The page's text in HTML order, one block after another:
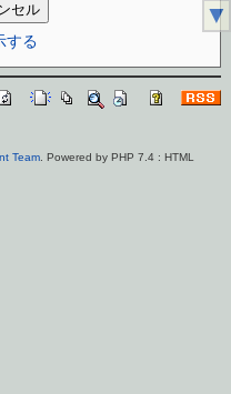
する
Team. Powered by PHP 7.4 : HTML
▼